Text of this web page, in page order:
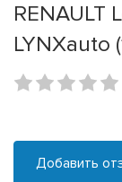
RENAULT
LYNXauto
Добавить